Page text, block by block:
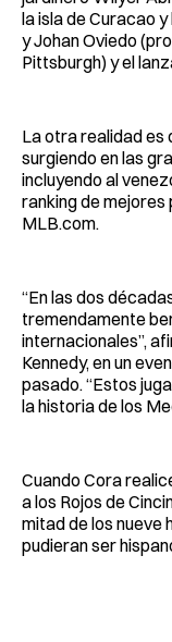
la isla de Curacao
y Johan Oviedo
Pittsburgh) y el
La otra realidad es
surgiendo en las
incluyendo al
ranking de mejores
MLB.com.
“En las dos
tremendamente
internacionales”,
Kennedy, en un
pasado. “Estos
la historia de los
Cuando Cora
a los Rojos de
mitad de los nueve
pudieran ser